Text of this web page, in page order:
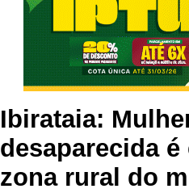
Ibirataia:
desaparecida
zona rural do